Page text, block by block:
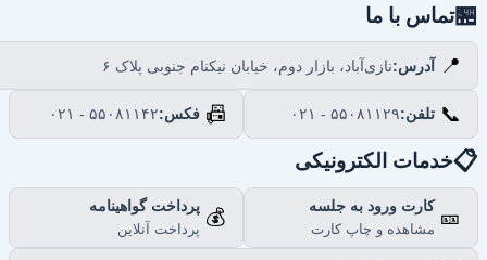
تماس با ما
📍 آدرس:نازی‌آباد، بازار دوم، خیابان نیکنام جنوبی پلاک ۶
📞 تلفن:۰۲۱ - ۵۵۰۸۱۱۲۹ 📠 فکس:۰۲۱ - ۵۵۰۸۱۱۴۲
خدمات الکترونیکی
🎫 کارت ورود به جلسه
مشاهده و چاپ کارت
💰 پرداخت گواهینامه
پرداخت آنلاین